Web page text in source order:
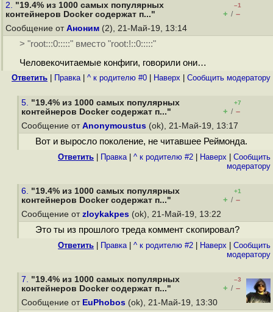
2. "19.4% из 1000 самых популярных
контейнеров Docker содержат п..."
–1
+ / –
Сообщение от Аноним (2), 21-Май-19, 13:14
> "root:::0:::::" вместо "root:!::0:::::"
Человекочитаемые конфиги, говорили они…
Ответить Правка| ^ к родителю #0 Наверх Cообщить модератору
5. "19.4% из 1000 самых популярных
контейнеров Docker содержат п..."
+7
+ / –
Сообщение от Anonymoustus (ok), 21-Май-19, 13:17
Вот и выросло поколение, не читавшее Реймонда.
Ответить Правка| ^ к родителю #2 Наверх
Cообщить
модератору
6. "19.4% из 1000 самых популярных
контейнеров Docker содержат п..."
+1
+ / –
Сообщение от zloykakpes (ok), 21-Май-19, 13:22
Это ты из прошлого треда коммент скопировал?
Ответить Правка| ^ к родителю #2 Наверх
Cообщить
модератору
7. "19.4% из 1000 самых популярных
контейнеров Docker содержат п..."
–3
+ / –
Сообщение от EuPhobos (ok), 21-Май-19, 13:30